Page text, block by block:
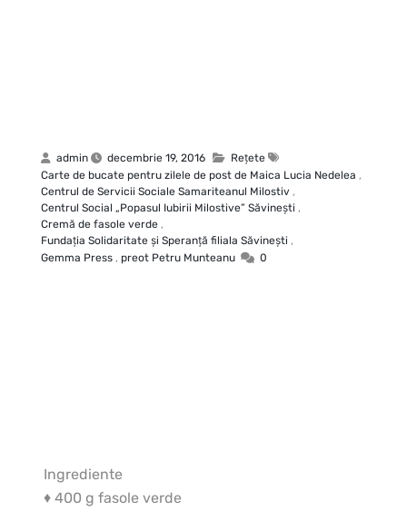
admin decembrie 19, 2016
Rețete
Carte de bucate pentru zilele de post de Maica Lucia Nedelea ,
Centrul de Servicii Sociale Samariteanul Milostiv ,
Centrul Social „Popasul Iubirii Milostive” Săvineşti ,
Cremă de fasole verde ,
Fundaţia Solidaritate şi Speranţă filiala Săvineşti ,
Gemma Press , preot Petru Munteanu 0
Ingrediente
♦ 400 g fasole verde